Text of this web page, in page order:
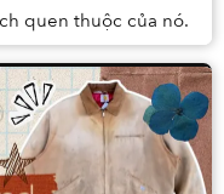
quen thuộc của nó.